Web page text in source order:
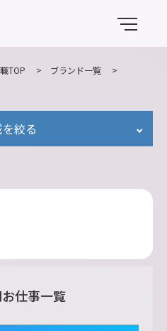
TOP > ブランド一覧
>
絞る
仕事一覧